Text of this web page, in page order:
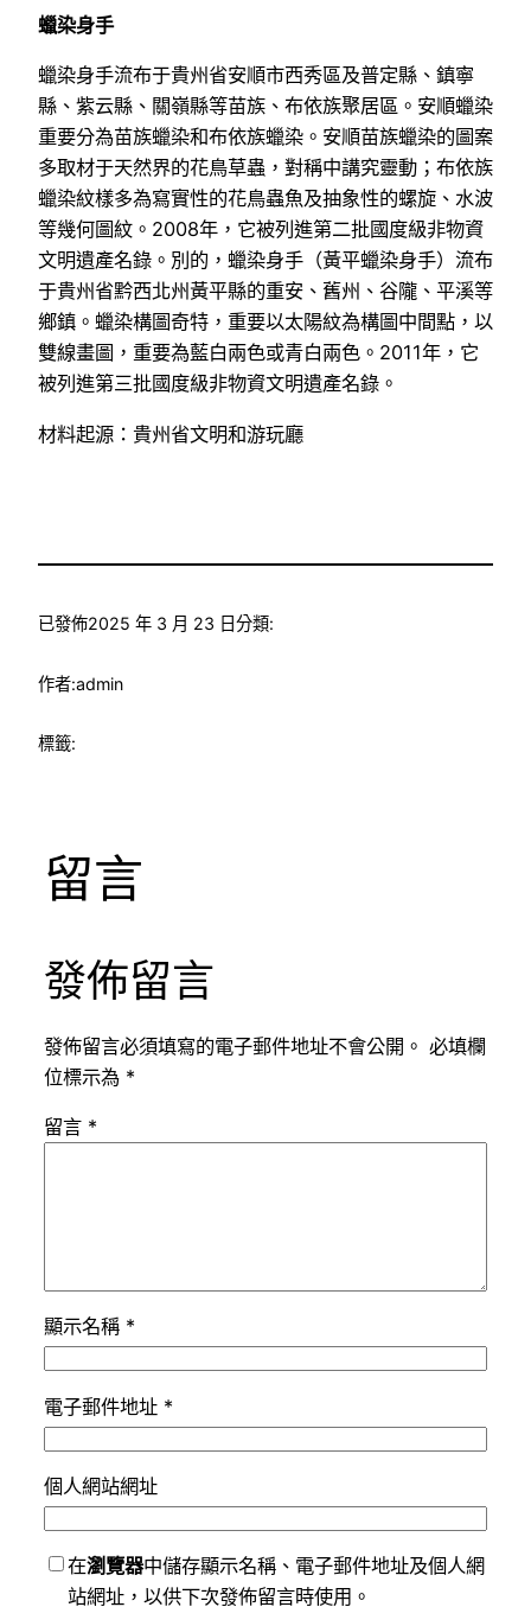
蠟染身手
蠟染身手流布于貴州省安順市西秀區及普定縣、鎮寧
縣、紫云縣、關嶺縣等苗族、布依族聚居區。安順蠟染
重要分為苗族蠟染和布依族蠟染。安順苗族蠟染的圖案
多取材于天然界的花鳥草蟲，對稱中講究靈動；布依族
蠟染紋樣多為寫實性的花鳥蟲魚及抽象性的螺旋、水波
等幾何圖紋。2008年，它被列進第二批國度級非物資
文明遺產名錄。別的，蠟染身手（黃平蠟染身手）流布
于貴州省黔西北州黃平縣的重安、舊州、谷隴、平溪等
鄉鎮。蠟染構圖奇特，重要以太陽紋為構圖中間點，以
雙線畫圖，重要為藍白兩色或青白兩色。2011年，它
被列進第三批國度級非物資文明遺產名錄。
材料起源：貴州省文明和游玩廳
已發佈2025 年 3 月 23 日分類:
作者:admin
標籤:
留言
發佈留言
發佈留言必須填寫的電子郵件地址不會公開。 必填欄
位標示為 *
留言 *
顯示名稱 *
電子郵件地址 *
個人網站網址
在瀏覽器中儲存顯示名稱、電子郵件地址及個人網
站網址，以供下次發佈留言時使用。